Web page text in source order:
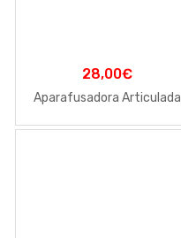
28,00€
Aparafusadora Articulada